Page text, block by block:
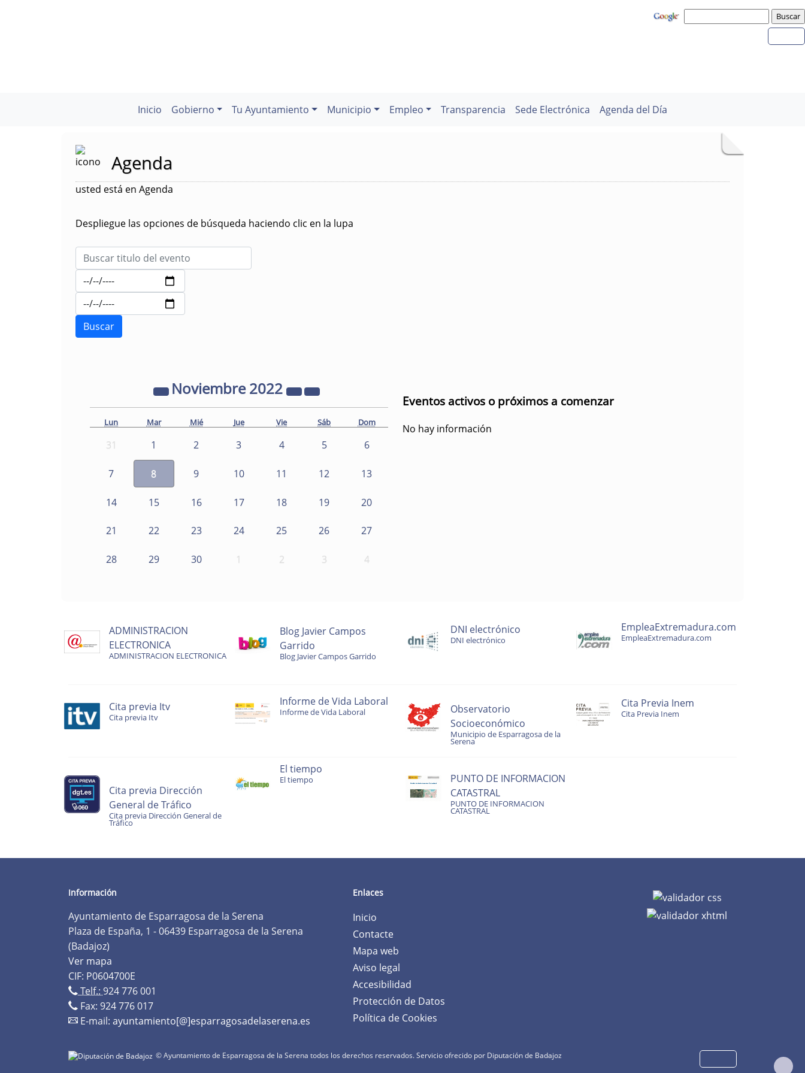
Inicio Gobierno Tu Ayuntamiento Municipio Empleo Transparencia Sede Electrónica Agenda del Día
Agenda
usted está en Agenda
Despliegue las opciones de búsqueda haciendo clic en la lupa
Noviembre2022
Lun Mar Mié Jue Vie Sáb Dom
31 1 2 3 4 5 6
7 8 9 10 11 12 13
14 15 16 17 18 19 20
21 22 23 24 25 26 27
28 29 30 1 2 3 4
Eventos activos o próximos a comenzar
No hay información
ADMINISTRACION
ELECTRONICA
ADMINISTRACION ELECTRONICA
Blog Javier Campos
Garrido
Blog Javier Campos Garrido
DNI electrónico
DNI electrónico
EmpleaExtremadura.com
EmpleaExtremadura.com
Cita previa Itv
Cita previa Itv
Informe de Vida Laboral
Informe de Vida Laboral
Observatorio
Socioeconómico
Municipio de Esparragosa de la
Serena
Cita Previa Inem
Cita Previa Inem
Cita previa Dirección
General de Tráfico
Cita previa Dirección General de
Tráfico
El tiempo
El tiempo
PUNTO DE INFORMACION
CATASTRAL
PUNTO DE INFORMACION
CATASTRAL
Información
Ayuntamiento de Esparragosa de la Serena
Plaza de España, 1 - 06439 Esparragosa de la Serena
(Badajoz)
Ver mapa
CIF: P0604700E
Telf.:924 776 001
Fax: 924 776 017
E-mail: ayuntamiento[@]esparragosadelaserena.es
Enlaces
Inicio
Contacte
Mapa web
Aviso legal
Accesibilidad
Protección de Datos
Política de Cookies
© Ayuntamiento de Esparragosa de la Serena todos los derechos reservados.Servicio ofrecido por Diputación de Badajoz